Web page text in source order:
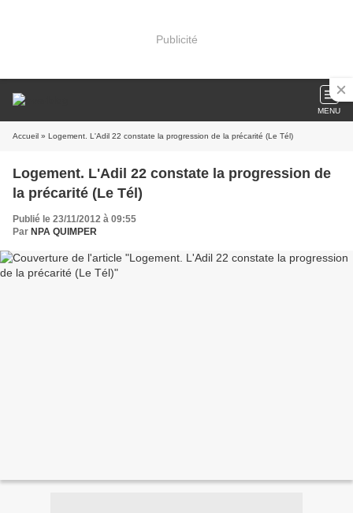
Publicité
MENU
Accueil » Logement. L'Adil 22 constate la progression de la précarité (Le Tél)
Logement. L'Adil 22 constate la progression de
la précarité (Le Tél)
Publié le 23/11/2012 à 09:55
Par NPA QUIMPER